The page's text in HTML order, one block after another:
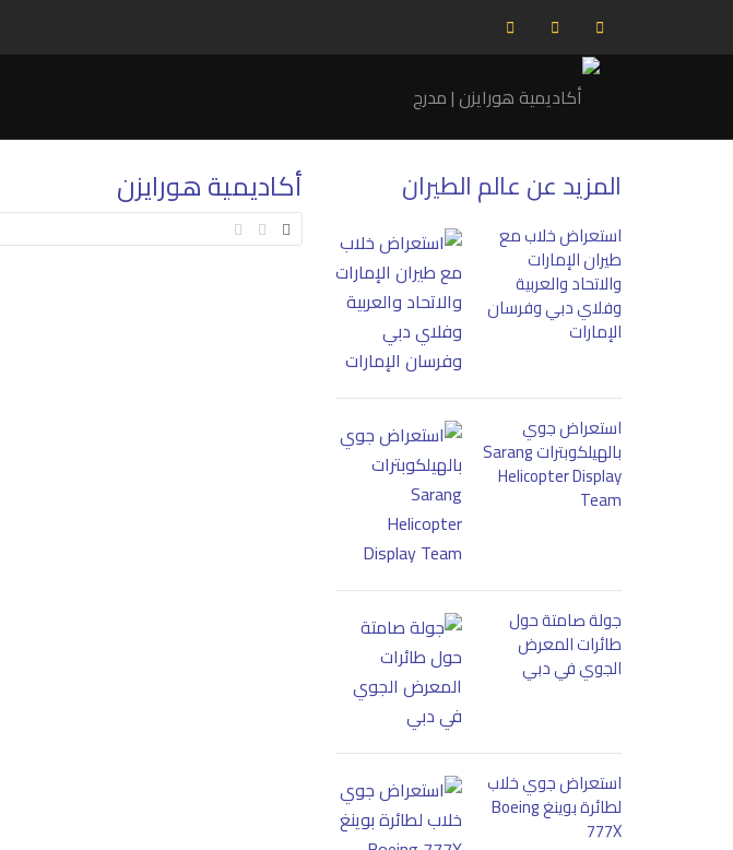
أكاديمية هورايزن المزيد عن عالم الطيران
استعراض خلاب مع
طيران الإمارات
والاتحاد والعربية
وفلاي دبي وفرسان
الإمارات
استعراض جوي
بالهيلكوبترات Sarang
Helicopter Display
Team
جولة صامتة حول
طائرات المعرض
الجوي في دبي
استعراض جوي خلاب
لطائرة بوينغ Boeing
777X